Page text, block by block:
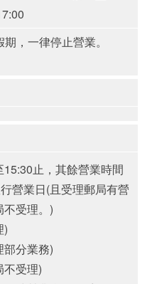
，一律停止營業。
止，其餘營業時間
營業日(且受理郵局有營
受理。)
)
分業務)
不受理)